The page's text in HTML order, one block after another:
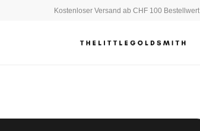
Kostenloser Versand ab CHF 100 Bestellwert